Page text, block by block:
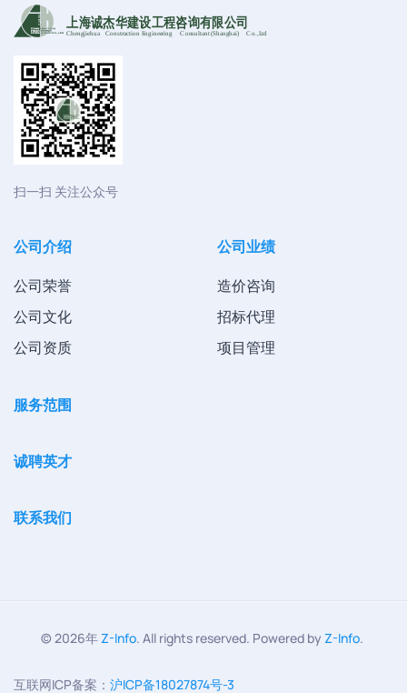
上海诚杰华建设工程咨询有限公司
Chengjiehua Construction Engineering C onsultant (Shanghai) C o.,Ltd
扫一扫 关注公众号
公司介绍
公司荣誉
公司文化
公司资质
公司业绩
造价咨询
招标代理
项目管理
服务范围
诚聘英才
联系我们
© 2026年Z-Info. All rights reserved. Powered by Z-Info.
互联网ICP备案： 沪ICP备18027874号-3